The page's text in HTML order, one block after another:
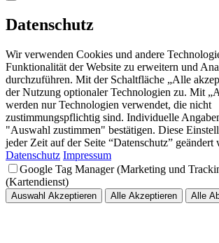
Datenschutz
Wir verwenden Cookies und andere
Funktionalität der Website zu erweitern und
durchzuführen. Mit der Schaltfläche „Alle
der Nutzung optionaler Technologien zu. Mit
werden nur Technologien verwendet, die nicht
zustimmungspflichtig sind. Individuelle
"Auswahl zustimmen" bestätigen. Diese
jeder Zeit auf der Seite “Datenschutz” geändert
Datenschutz Impressum
Google Tag Manager (Marketing und
(Kartendienst)
Auswahl Akzeptieren Alle Akzeptieren Alle